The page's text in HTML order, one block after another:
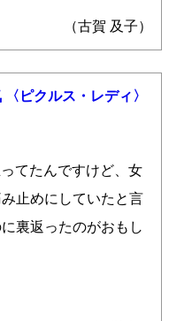
（古賀 及子）
ピクルス・レディ〉
てたんですけど、女
止めにしていたと言
裏返ったのがおもし